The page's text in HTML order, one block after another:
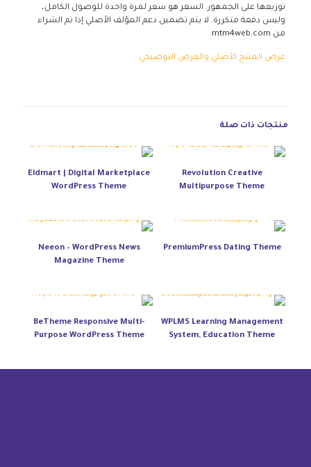
توزيعها على الجمهور. السعر هو سعر لمرة واحدة للوصول الكامل،
وليس دفعة متكررة. لا يتم تضمين دعم المؤلف الأصلي إذا تم الشراء
من mtm4web.com.
عرض المنتج الأصلي والعرض التوضيحي
منتجات ذات صلة
Revolution Creative
Multipurpose Theme
Eidmart | Digital Marketplace
WordPress Theme
PremiumPress Dating Theme
Neeon – WordPress News
Magazine Theme
WPLMS Learning Management
System, Education Theme
BeTheme Responsive Multi-
Purpose WordPress Theme